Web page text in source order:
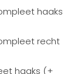
haaks
recht
haaks (+